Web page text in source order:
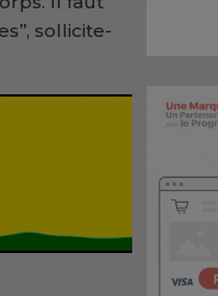
sollicite-